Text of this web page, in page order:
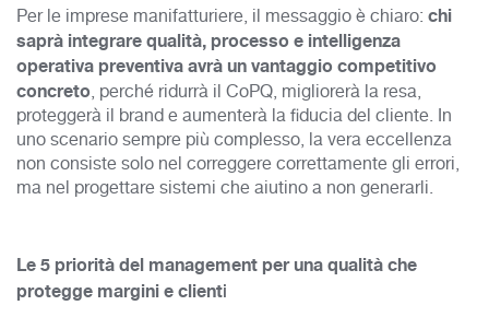
Per le imprese manifatturiere, il messaggio è chiaro: chi
saprà integrare qualità, processo e intelligenza
operativa preventiva avrà un vantaggio competitivo
concreto, perché ridurrà il CoPQ, migliorerà la resa,
proteggerà il brand e aumenterà la fiducia del cliente. In
uno scenario sempre più complesso, la vera eccellenza
non consiste solo nel correggere correttamente gli errori,
ma nel progettare sistemi che aiutino a non generarli.
Le 5 priorità del management per una qualità che
protegge margini e clienti